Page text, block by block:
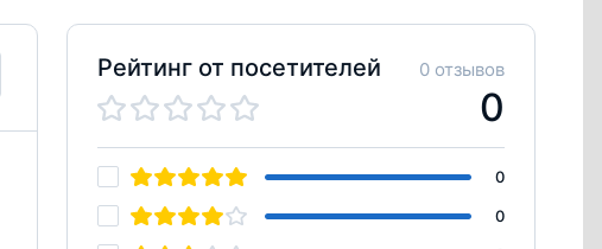
Рейтинг от посетителей 0 отзывов
0
0
0